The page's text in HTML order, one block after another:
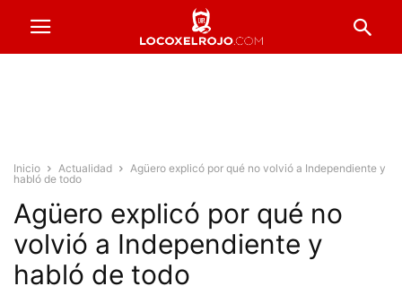
Inicio Actualidad
Agüero explicó por qué no volvió a Independiente y
habló de todo
Agüero explicó por qué no
volvió a Independiente y
habló de todo